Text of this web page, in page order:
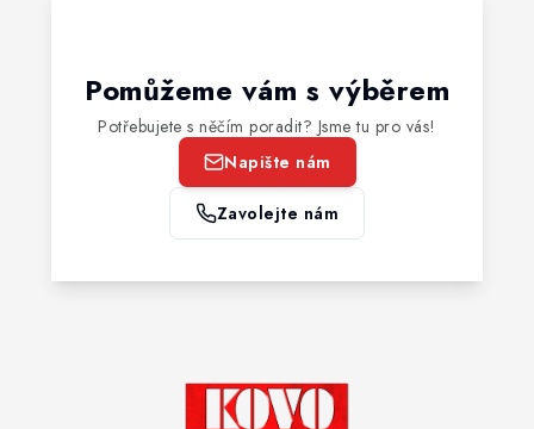
Pomůžeme vám s výběrem
Potřebujete s něčím poradit? Jsme tu pro vás!
Napište nám
Zavolejte nám